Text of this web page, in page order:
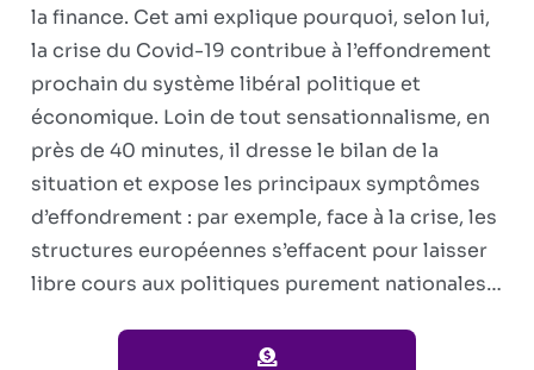
du
financier
la finance. Cet ami explique pourquoi, selon lui,
la crise du Covid-19 contribue à l’effondrement
prochain du système libéral politique et
économique. Loin de tout sensationnalisme, en
près de 40 minutes, il dresse le bilan de la
situation et expose les principaux symptômes
d’effondrement : par exemple, face à la crise, les
structures européennes s’effacent pour laisser
libre cours aux politiques purement nationales…